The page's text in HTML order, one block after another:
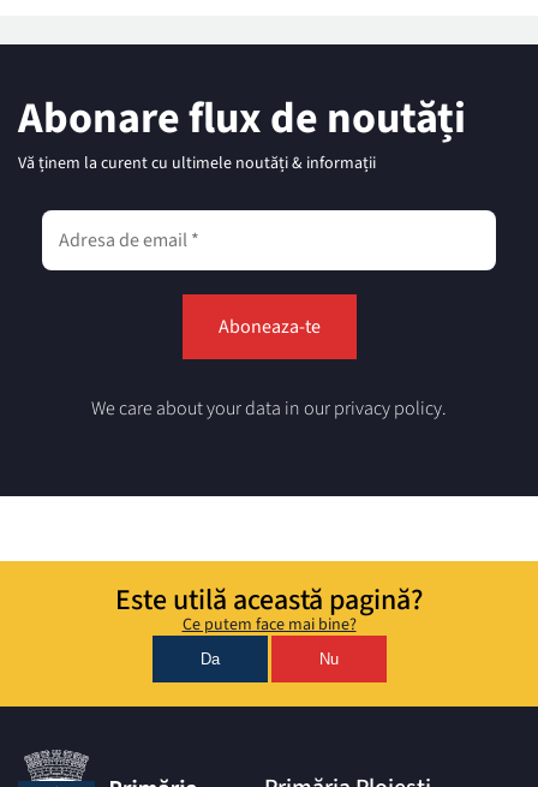
Abonare flux de noutăți
Vă ținem la curent cu ultimele noutăți & informații
We care about your data in our privacy policy.
Este utilă această pagină?
Ce putem face mai bine?
Da Nu